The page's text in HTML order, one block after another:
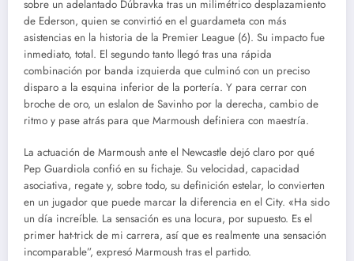
sobre un adelantado Dúbravka tras un milimétrico desplazamiento
de Ederson, quien se convirtió en el guardameta con más
asistencias en la historia de la Premier League (6). Su impacto fue
inmediato, total. El segundo tanto llegó tras una rápida
combinación por banda izquierda que culminó con un preciso
disparo a la esquina inferior de la portería. Y para cerrar con
broche de oro, un eslalon de Savinho por la derecha, cambio de
ritmo y pase atrás para que Marmoush definiera con maestría.
La actuación de Marmoush ante el Newcastle dejó claro por qué
Pep Guardiola confió en su fichaje. Su velocidad, capacidad
asociativa, regate y, sobre todo, su definición estelar, lo convierten
en un jugador que puede marcar la diferencia en el City. «Ha sido
un día increíble. La sensación es una locura, por supuesto. Es el
primer hat-trick de mi carrera, así que es realmente una sensación
incomparable”, expresó Marmoush tras el partido.